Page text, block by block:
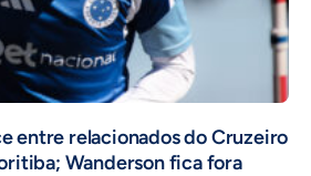
entre relacionados do Cruzeiro
Wanderson fica fora